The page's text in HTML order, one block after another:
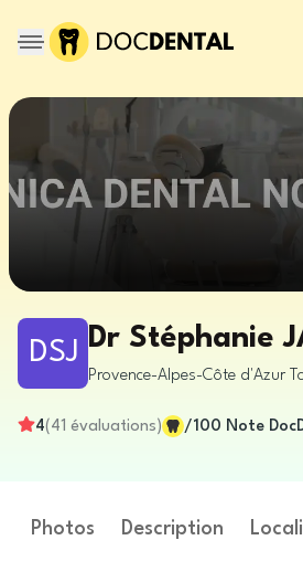
DSJ Dr Stéphanie
Provence-Alpes-Côte d'Azur
4( 41 évaluations) /100 Note
Photos Description